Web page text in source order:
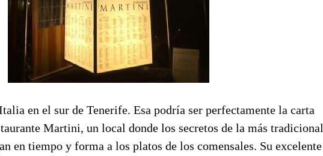
en el sur de Tenerife. Esa podría ser perfectamente la carta
Martini, un local donde los secretos de la más tradicional
en tiempo y forma a los platos de los comensales. Su excelente